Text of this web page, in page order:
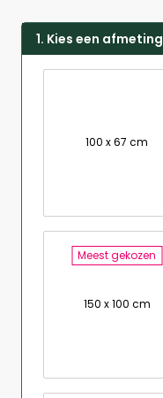
1. Kies een afmeting
100 x 67 cm
Meest gekozen
150 x 100 cm